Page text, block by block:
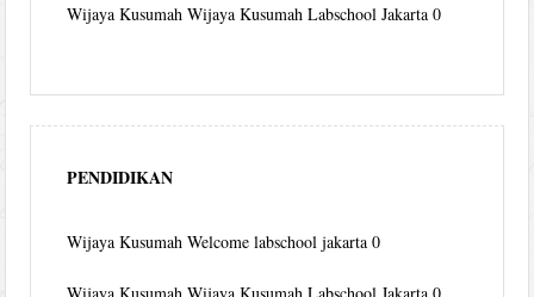
Wijaya Kusumah Wijaya Kusumah Labschool Jakarta 0
PENDIDIKAN
Wijaya Kusumah Welcome labschool jakarta 0